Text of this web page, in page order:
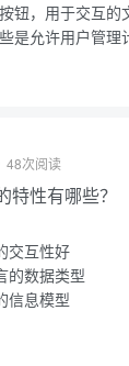
钮，用于交互的
是允许用户管理
48次阅读
特性有哪些？
交互性好
的数据类型
信息模型